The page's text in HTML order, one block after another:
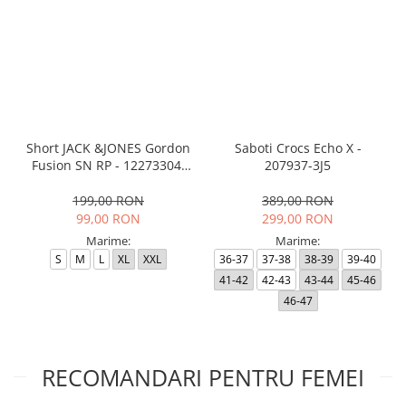
Short JACK &JONES Gordon
Fusion SN RP - 12273304-
199,00 RON
99,00 RON
Marime:
S M L XL XXL
Saboti Crocs Echo X -
207937-3J5
389,00 RON
299,00 RON
Marime:
36-37 37-38 38-39
39-40
41-42
42-43 43-44
45-46
46-47
RECOMANDARI PENTRU FEMEI